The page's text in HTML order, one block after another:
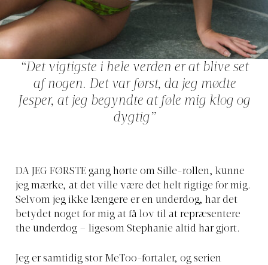
“Det vigtigste i hele verden er at blive set
af nogen. Det var først, da jeg mødte
Jesper, at jeg begyndte at føle mig klog og
dygtig”
DA JEG FØRSTE gang hørte om Sille-rollen, kunne
jeg mærke, at det ville være det helt rigtige for mig.
Selvom jeg ikke længere er en underdog, har det
betydet noget for mig at få lov til at repræsentere
the underdog – ligesom Stephanie altid har gjort.
Jeg er samtidig stor MeToo-fortaler, og serien